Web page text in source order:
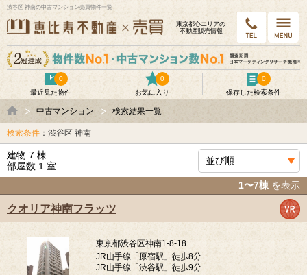
渋谷区 神南の中古マンション売買物件一覧
東京都⼼エリアの
不動産販売情報
最近見た物件
0
お気に入り
0
保存した検索条件
0
中古マンション 検索結果一覧
検索条件 ：渋谷区 神南
建物 7 棟
部屋数 1 室
1〜7棟 を表示
クオリア神南フラッツ
東京都渋谷区神南1-8-18
JR山手線「原宿駅」徒歩8分
JR山手線「渋谷駅」徒歩9分